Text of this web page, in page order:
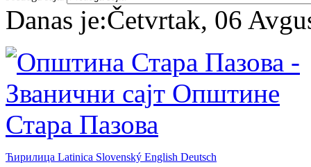
Danas je:Četvrtak, 06
Ћирилица Latinica Slovenský English Deutsch